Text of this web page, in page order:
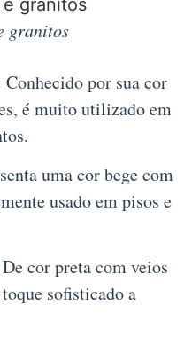
granitos
Conhecido por sua cor
é muito utilizado em
uma cor bege com
usado em pisos e
De cor preta com veios
sofisticado a